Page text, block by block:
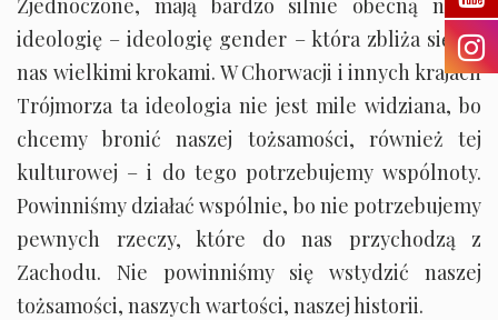
Zjednoczone, mają bardzo silnie obecną nową
ideologię – ideologię gender – która zbliża się do
nas wielkimi krokami. W Chorwacji i innych krajach
Trójmorza ta ideologia nie jest mile widziana, bo
chcemy bronić naszej tożsamości, również tej
kulturowej – i do tego potrzebujemy wspólnoty.
Powinniśmy działać wspólnie, bo nie potrzebujemy
pewnych rzeczy, które do nas przychodzą z
Zachodu. Nie powinniśmy się wstydzić naszej
tożsamości, naszych wartości, naszej historii.